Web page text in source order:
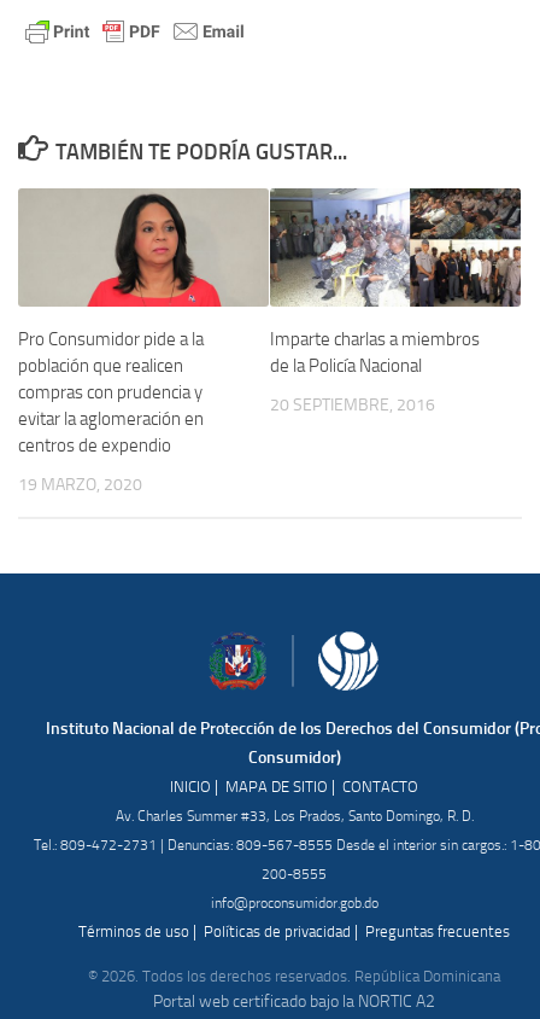
TAMBIÉN TE PODRÍA GUSTAR...
Pro Consumidor pide a la
población que realicen
compras con prudencia y
evitar la aglomeración en
centros de expendio
19 MARZO, 2020
Imparte charlas a miembros
de la Policía Nacional
20 SEPTIEMBRE, 2016
Instituto Nacional de Protección de los Derechos del Consumidor
Consumidor)
INICIO | MAPA DE SITIO | CONTACTO
Av. Charles Summer #33, Los Prados, Santo Domingo, R. D.
Tel.: 809-472-2731 | Denuncias: 809-567-8555 Desde el interior sin cargos.: 1-
200-8555
info@proconsumidor.gob.do
Términos de uso | Políticas de privacidad | Preguntas frecuentes
© 2026. Todos los derechos reservados. República Dominicana
Portal web certificado bajo la NORTIC A2